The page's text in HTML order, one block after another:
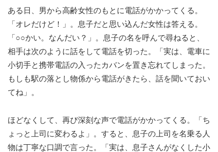
ある日、男から高齢女性のもとに電話がかかってくる。
「オレだけど！」。息子だと思い込んだ女性は答える。
「○○かい。なんだい？」。息子の名を呼んで尋ねると、
相手は次のように話をして電話を切った。「実は、電車に
小切手と携帯電話の入ったカバンを置き忘れてしまった。
もしも駅の落とし物係から電話がきたら、話を聞いておい
てね」。
ほどなくして、再び深刻な声で電話がかかってくる。「ち
ょっと上司に変わるよ」。すると、息子の上司を名乗る人
物は丁寧な口調で言った。「実は、息子さんがなくした小